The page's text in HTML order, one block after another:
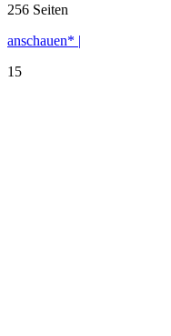
256 Seiten
anschauen* |
15